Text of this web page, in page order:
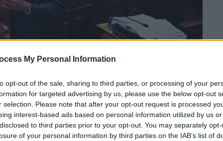
My Personal Information
opt-out of the sale, sharing to third parties, or processing of your
for targeted advertising by us, please use the below opt-out
selection. Please note that after your opt-out request is processed
interest-based ads based on personal information utilized by us
to third parties prior to your opt-out. You may separately
of your personal information by third parties on the IAB’s list of
το ΕΘΝΟΣ στη Google